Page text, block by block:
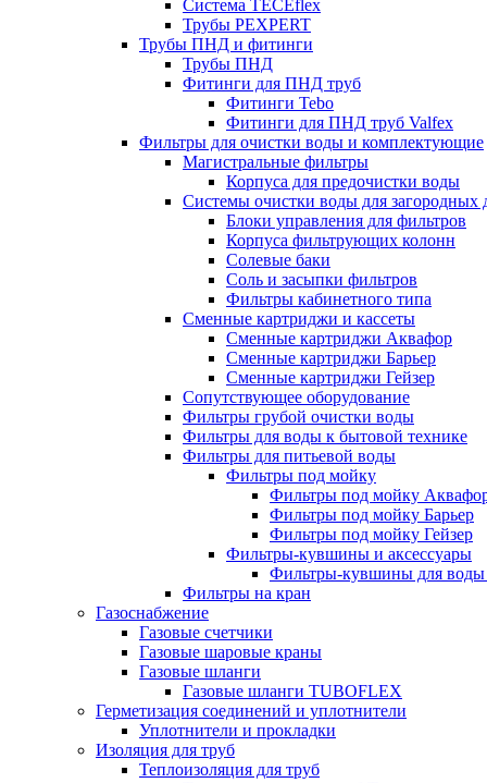
Система TECEflex
Трубы PEXPERT
Трубы ПНД и фитинги
Трубы ПНД
Фитинги для ПНД труб
Фитинги Tebo
Фитинги для ПНД труб Valfex
Фильтры для очистки воды и комплектующие
Магистральные фильтры
Корпуса для предочистки воды
Системы очистки воды для загородных
Блоки управления для фильтров
Корпуса фильтрующих колонн
Солевые баки
Соль и засыпки фильтров
Фильтры кабинетного типа
Сменные картриджи и кассеты
Сменные картриджи Аквафор
Сменные картриджи Барьер
Сменные картриджи Гейзер
Сопутствующее оборудование
Фильтры грубой очистки воды
Фильтры для воды к бытовой технике
Фильтры для питьевой воды
Фильтры под мойку
Фильтры под мойку
Фильтры под мойку Барьер
Фильтры под мойку Гейзер
Фильтры-кувшины и аксессуары
Фильтры-кувшины для
Фильтры на кран
Газоснабжение
Газовые счетчики
Газовые шаровые краны
Газовые шланги
Газовые шланги TUBOFLEX
Герметизация соединений и уплотнители
Уплотнители и прокладки
Изоляция для труб
Теплоизоляция для труб